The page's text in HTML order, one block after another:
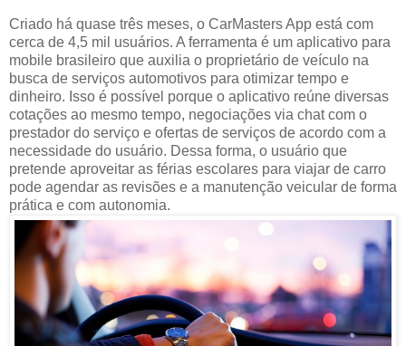
Criado há quase três meses, o CarMasters App está com
cerca de 4,5 mil usuários. A ferramenta é um aplicativo para
mobile brasileiro que auxilia o proprietário de veículo na
busca de serviços automotivos para otimizar tempo e
dinheiro. Isso é possível porque o aplicativo reúne diversas
cotações ao mesmo tempo, negociações via chat com o
prestador do serviço e ofertas de serviços de acordo com a
necessidade do usuário. Dessa forma, o usuário que
pretende aproveitar as férias escolares para viajar de carro
pode agendar as revisões e a manutenção veicular de forma
prática e com autonomia.